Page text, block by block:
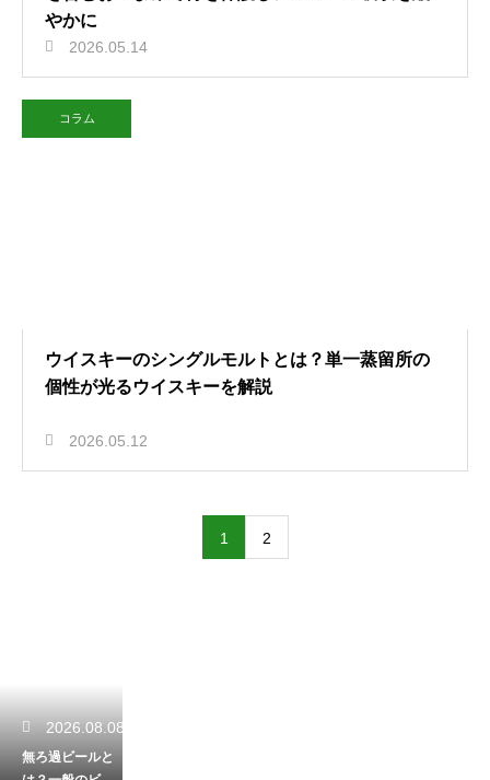
やかに
2026.05.14
コラム
ウイスキーのシングルモルトとは？単一蒸留所の
個性が光るウイスキーを解説
2026.05.12
1 2
2026.08.08
無ろ過ビールと